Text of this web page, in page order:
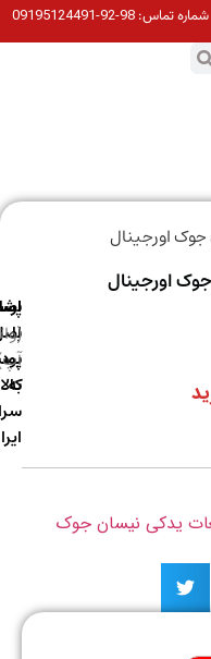
تماس:98-92-09195124491
نیسان جوک
سراسر
اصالت
پشتیبانی
(واتس